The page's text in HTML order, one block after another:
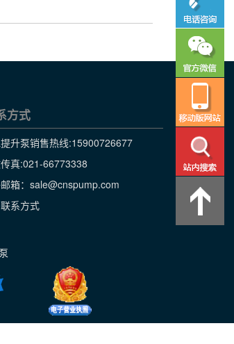
方式
升泵销售热线:15900726677
真:021-66773338
箱：sale@cnspump.com
系方式